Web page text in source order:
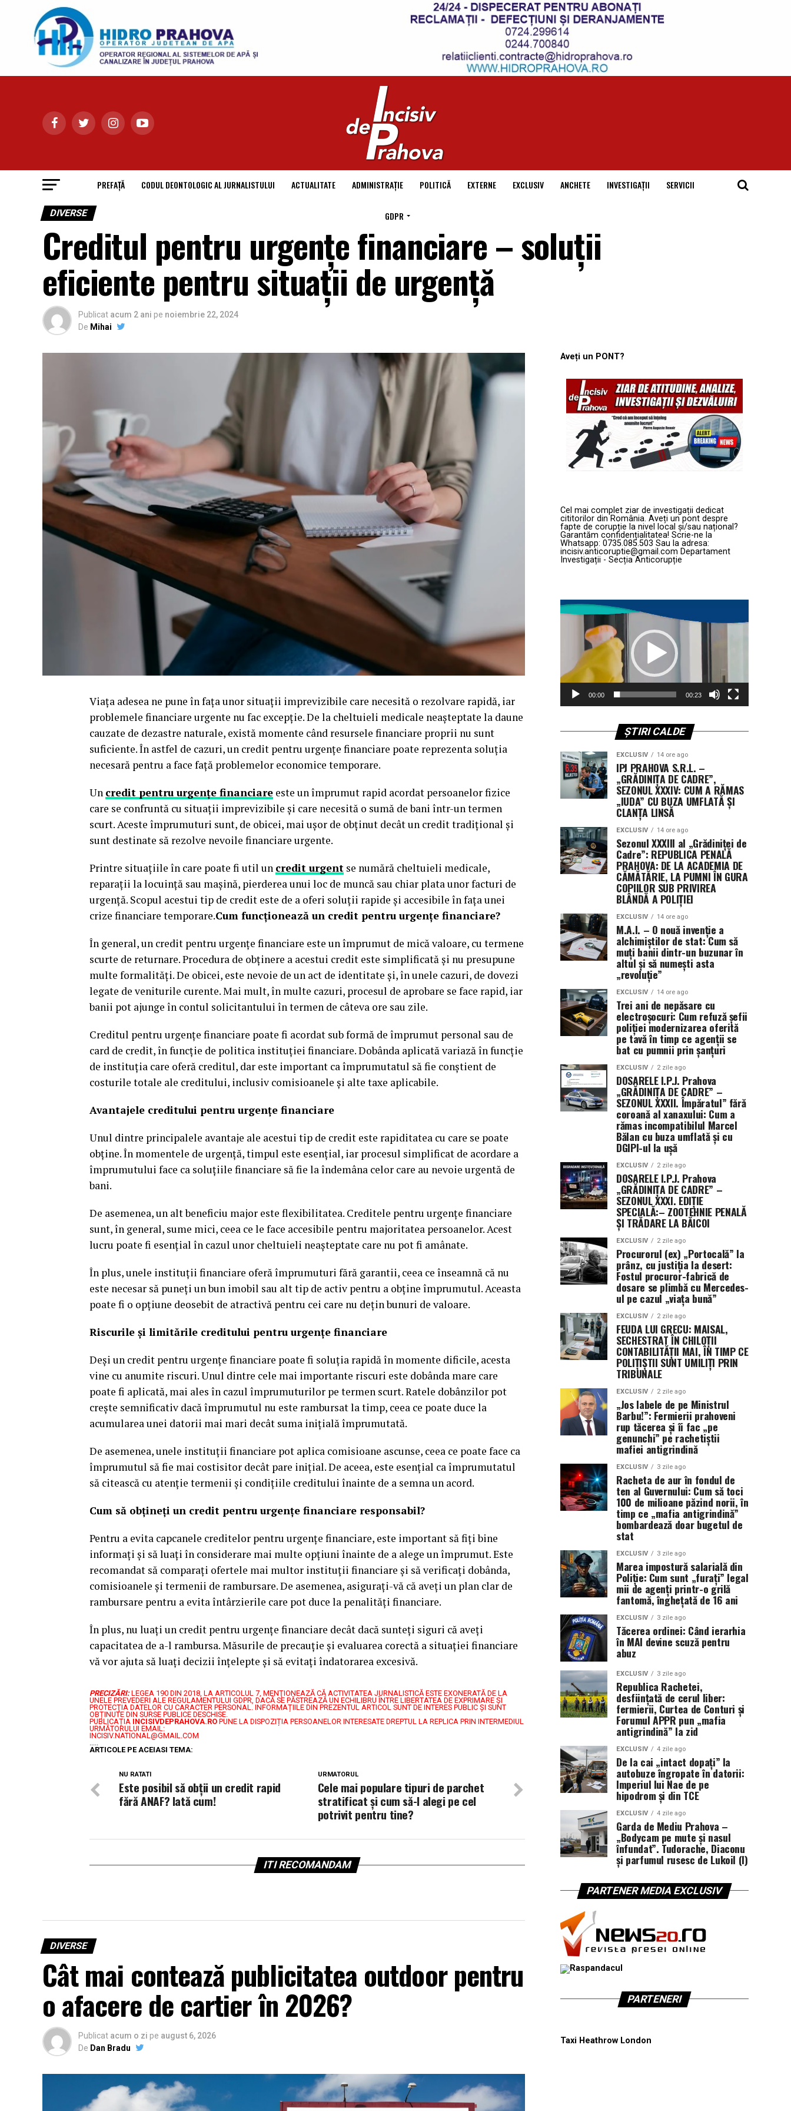
PREFAȚĂ CODUL DEONTOLOGIC AL JURNALISTULUI ACTUALITATE ADMINISTRAȚIE POLITICĂ EXTERNE EXCLUSIV ANCHETE INVESTIGAȚII SERVICII
GDPR
DIVERSE
Creditul pentru urgențe financiare – soluții
eficiente pentru situații de urgență
Publicat acum 2 ani pe noiembrie 22, 2024
De Mihai
Viața adesea ne pune în fața unor situații imprevizibile care necesită o rezolvare rapidă, iar
problemele financiare urgente nu fac excepție. De la cheltuieli medicale neașteptate la daune
cauzate de dezastre naturale, există momente când resursele financiare proprii nu sunt
suficiente. În astfel de cazuri, un credit pentru urgențe financiare poate reprezenta soluția
necesară pentru a face față problemelor economice temporare.
Un credit pentru urgențe financiare este un împrumut rapid acordat persoanelor fizice
care se confruntă cu situații imprevizibile și care necesită o sumă de bani într-un termen
scurt. Aceste împrumuturi sunt, de obicei, mai ușor de obținut decât un credit tradițional și
sunt destinate să rezolve nevoile financiare urgente.
Printre situațiile în care poate fi util un credit urgent se numără cheltuieli medicale,
reparații la locuință sau mașină, pierderea unui loc de muncă sau chiar plata unor facturi de
urgență. Scopul acestui tip de credit este de a oferi soluții rapide și accesibile în fața unei
crize financiare temporare.Cum funcționează un credit pentru urgențe financiare?
În general, un credit pentru urgențe financiare este un împrumut de mică valoare, cu termene
scurte de returnare. Procedura de obținere a acestui credit este simplificată și nu presupune
multe formalități. De obicei, este nevoie de un act de identitate și, în unele cazuri, de dovezi
legate de veniturile curente. Mai mult, în multe cazuri, procesul de aprobare se face rapid, iar
banii pot ajunge în contul solicitantului în termen de câteva ore sau zile.
Creditul pentru urgențe financiare poate fi acordat sub formă de împrumut personal sau de
card de credit, în funcție de politica instituției financiare. Dobânda aplicată variază în funcție
de instituția care oferă creditul, dar este important ca împrumutatul să fie conștient de
costurile totale ale creditului, inclusiv comisioanele și alte taxe aplicabile.
Avantajele creditului pentru urgențe financiare
Unul dintre principalele avantaje ale acestui tip de credit este rapiditatea cu care se poate
obține. În momentele de urgență, timpul este esențial, iar procesul simplificat de acordare a
împrumutului face ca soluțiile financiare să fie la îndemâna celor care au nevoie urgentă de
bani.
De asemenea, un alt beneficiu major este flexibilitatea. Creditele pentru urgențe financiare
sunt, în general, sume mici, ceea ce le face accesibile pentru majoritatea persoanelor. Acest
lucru poate fi esențial în cazul unor cheltuieli neașteptate care nu pot fi amânate.
În plus, unele instituții financiare oferă împrumuturi fără garantii, ceea ce înseamnă că nu
este necesar să puneți un bun imobil sau alt tip de activ pentru a obține împrumutul. Aceasta
poate fi o opțiune deosebit de atractivă pentru cei care nu dețin bunuri de valoare.
Riscurile și limitările creditului pentru urgențe financiare
Deși un credit pentru urgențe financiare poate fi soluția rapidă în momente dificile, acesta
vine cu anumite riscuri. Unul dintre cele mai importante riscuri este dobânda mare care
poate fi aplicată, mai ales în cazul împrumuturilor pe termen scurt. Ratele dobânzilor pot
crește semnificativ dacă împrumutul nu este rambursat la timp, ceea ce poate duce la
acumularea unei datorii mai mari decât suma inițială împrumutată.
De asemenea, unele instituții financiare pot aplica comisioane ascunse, ceea ce poate face ca
împrumutul să fie mai costisitor decât pare inițial. De aceea, este esențial ca împrumutatul
să citească cu atenție termenii și condițiile creditului înainte de a semna un acord.
Cum să obțineți un credit pentru urgențe financiare responsabil?
Pentru a evita capcanele creditelor pentru urgențe financiare, este important să fiți bine
informați și să luați în considerare mai multe opțiuni înainte de a alege un împrumut. Este
recomandat să comparați ofertele mai multor instituții financiare și să verificați dobânda,
comisioanele și termenii de rambursare. De asemenea, asigurați-vă că aveți un plan clar de
rambursare pentru a evita întârzierile care pot duce la penalități financiare.
În plus, nu luați un credit pentru urgențe financiare decât dacă sunteți siguri că aveți
capacitatea de a-l rambursa. Măsurile de precauție și evaluarea corectă a situației financiare
vă vor ajuta să luați decizii înțelepte și să evitați îndatorarea excesivă.
PRECIZĂRI: LEGEA 190 DIN 2018, LA ARTICOLUL 7, MENŢIONEAZĂ CĂ ACTIVITATEA JURNALISTICĂ ESTE EXONERATĂ DE LA
UNELE PREVEDERI ALE REGULAMENTULUI GDPR, DACĂ SE PĂSTREAZĂ UN ECHILIBRU ÎNTRE LIBERTATEA DE EXPRIMARE ŞI
PROTECŢIA DATELOR CU CARACTER PERSONAL. INFORMAȚIILE DIN PREZENTUL ARTICOL SUNT DE INTERES PUBLIC ȘI SUNT
OBȚINUTE DIN SURSE PUBLICE DESCHISE.
PUBLICAȚIA INCISIVDEPRAHOVA.RO PUNE LA DISPOZIȚIA PERSOANELOR INTERESATE DREPTUL LA REPLICA PRIN INTERMEDIUL
URMĂTORULUI EMAIL:
INCISIV.NATIONAL@GMAIL.COM
.....
ARTICOLE PE ACEIASI TEMA:
URMATORUL
Cele mai populare tipuri de parchet
stratificat și cum să-l alegi pe cel
potrivit pentru tine?
NU RATATI
Este posibil să obții un credit rapid
fără ANAF? Iată cum!
ITI RECOMANDAM
DIVERSE
Cât mai contează publicitatea outdoor pentru
o afacere de cartier în 2026?
Publicat acum o zi pe august 6, 2026
De Dan Bradu
Aveți un PONT?
Cel mai complet ziar de investigații dedicat
cititorilor din România. Aveți un pont despre
fapte de corupție la nivel local și/sau național?
Garantăm confidențialitatea! Scrie-ne la
Whatsapp: 0735.085.503 Sau la adresa:
incisiv.anticoruptie@gmail.com Departament
Investigații - Secția Anticorupție
Player
video
00:00 00:23
ȘTIRI CALDE
EXCLUSIV 14 ore ago
IPJ PRAHOVA S.R.L. –
„GRĂDINIȚA DE CADRE”,
SEZONUL XXXIV: CUM A RĂMAS
„IUDA” CU BUZA UMFLATĂ ȘI
CLANȚA LINSĂ
EXCLUSIV 14 ore ago
Sezonul XXXIII al „Grădiniței de
Cadre”: REPUBLICA PENALĂ
PRAHOVA: DE LA ACADEMIA DE
CĂMĂTĂRIE, LA PUMNI ÎN GURA
COPIILOR SUB PRIVIREA
BLÂNDĂ A POLIȚIEI
EXCLUSIV 14 ore ago
M.A.I. – O nouă invenție a
alchimiștilor de stat: Cum să
muți banii dintr-un buzunar în
altul și să numești asta
„revoluție”
EXCLUSIV 14 ore ago
Trei ani de nepăsare cu
electroșocuri: Cum refuză șefii
poliției modernizarea oferită
pe tavă în timp ce agenții se
bat cu pumnii prin șanțuri
EXCLUSIV 2 zile ago
DOSARELE I.P.J. Prahova
„GRĂDINIȚA DE CADRE” –
SEZONUL XXXII. Împăratul” fără
coroană al xanaxului: Cum a
rămas incompatibilul Marcel
Bălan cu buza umflată și cu
DGIPI-ul la ușă
EXCLUSIV 2 zile ago
DOSARELE I.P.J. Prahova
„GRĂDINIȚA DE CADRE” –
SEZONUL XXXI. EDIȚIE
SPECIALĂ:– ZOOTEHNIE PENALĂ
ȘI TRĂDARE LA BĂICOI
EXCLUSIV 2 zile ago
Procurorul (ex) „Portocală” la
prânz, cu justiția la desert:
Fostul procuror-fabrică de
dosare se plimbă cu Mercedes-
ul pe cazul „viața bună”
EXCLUSIV 2 zile ago
FEUDA LUI GRECU: MAISAL,
SECHESTRAT ÎN CHILOȚII
CONTABILITĂȚII MAI, ÎN TIMP CE
POLIȚIȘTII SUNT UMILIȚI PRIN
TRIBUNALE
EXCLUSIV 2 zile ago
„Jos labele de pe Ministrul
Barbu!”: Fermierii prahoveni
rup tăcerea și îi fac „pe
genunchi” pe rachetiștii
mafiei antigrindină
EXCLUSIV 3 zile ago
Racheta de aur în fondul de
ten al Guvernului: Cum să toci
100 de milioane păzind norii, în
timp ce „mafia antigrindină”
bombardează doar bugetul de
stat
EXCLUSIV 3 zile ago
Marea impostură salarială din
Poliție: Cum sunt „furați” legal
mii de agenți printr-o grilă
fantomă, înghețată de 16 ani
EXCLUSIV 3 zile ago
Tăcerea ordinei: Când ierarhia
în MAI devine scuză pentru
abuz
EXCLUSIV 3 zile ago
Republica Rachetei,
desființată de cerul liber:
fermierii, Curtea de Conturi și
Forumul APPR pun „mafia
antigrindină” la zid
EXCLUSIV 4 zile ago
De la cai „intact dopați” la
autobuze îngropate în datorii:
Imperiul lui Nae de pe
hipodrom și din TCE
EXCLUSIV 4 zile ago
Garda de Mediu Prahova –
„Bodycam pe mute și nasul
înfundat”. Tudorache, Diaconu
și parfumul rusesc de Lukoil (I)
PARTENER MEDIA EXCLUSIV
PARTENERI
Taxi Heathrow London